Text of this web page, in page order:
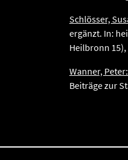
Schlösser,
ergänzt. In:
Heilbronn 15),
Wanner,
Beiträge zur